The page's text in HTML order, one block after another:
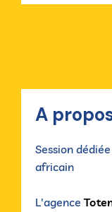
A
Session
africain
L'agence